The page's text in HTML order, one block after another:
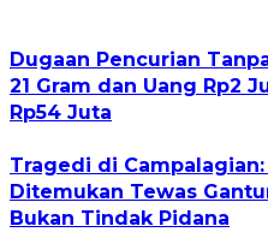
Dugaan Pencurian
21 Gram dan Uang Rp2
Rp54 Juta
Tragedi di
Ditemukan Tewas
Bukan Tindak Pidana